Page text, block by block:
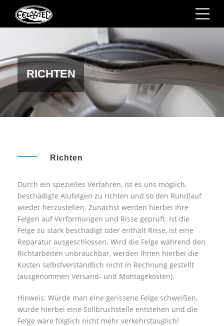
RICHTEN
Richten
Durch ein spezielles Verfahren, ist es uns möglich,
beschädigte Alufelgen zu richten und so den Rundlauf
wieder herzustellen. Zunächst werden hierbei Ihre
Felgen auf Verformungen und Risse geprüft. Ist die
Felge zu stark beschädigt oder enthält Risse, ist eine
Reparatur ausgeschlossen. Wird die Felge während den
Richtarbeiten unbrauchbar, werden Ihnen hierbei die
Kosten selbstverständlich nicht in Rechnung gestellt
(ausgenommen Versand- und Montagekosten).
Hinweis: Würde man eine gerissene Felge schweißen,
würde hierbei eine Sollbruchstelle entstehen und die
Felge wäre folglich nicht mehr verkehrstauglich!